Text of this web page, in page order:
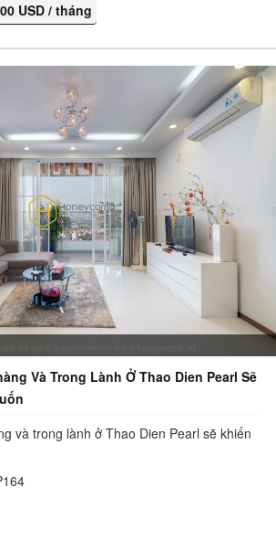
USD / tháng
Và Trong Lành Ở Thao Dien Pearl Sẽ
và trong lành ở Thao Dien Pearl sẽ khiến